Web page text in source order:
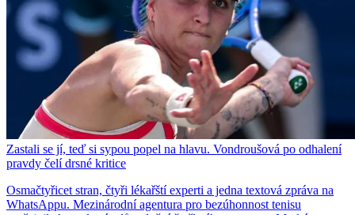
Zastali se jí, teď si sypou popel na hlavu. Vondroušová po odhalení
pravdy čelí drsné kritice
Osmačtyřicet stran, čtyři lékařští experti a jedna textová zpráva na
WhatsAppu. Mezinárodní agentura pro bezúhonnost tenisu